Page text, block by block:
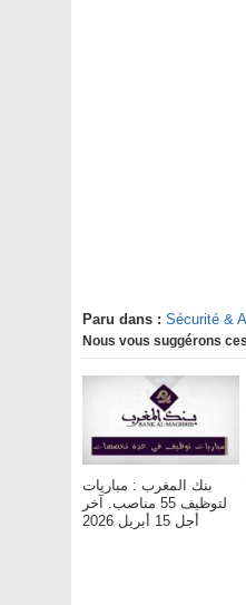
Paru dans : Sécurité &
Nous vous suggérons
بنك المغرب : مباريات
لتوظيف 55 مناصب. آخر
أجل 15 أبريل 2026